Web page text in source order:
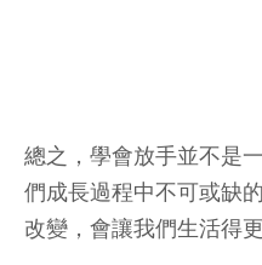
總之，學會放手並不是
們成長過程中不可或缺
改變，會讓我們生活得更